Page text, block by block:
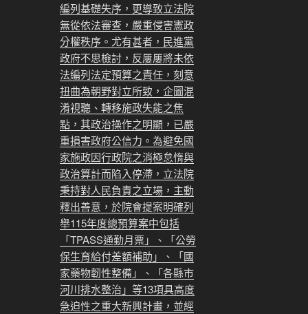
編列基礎失序，更導致立法院
無從依法審查，嚴重侵害憲政
分權秩序。尤有甚者，民進黨
政府不思檢討，反屢屢將未依
法編列法定預算之責任，刻意
扭曲為朝野對立所致，企圖混
淆視聽、轉移施政失能之焦
點，其政治操作之明顯，已嚴
重損害政府公信力。為避免國
家施政因行政院之消極怠惰與
政治算計而陷入停滯，立法院
秉持對人民負責之立場，主動
釋出善意，於院會提案明確列
舉115年度總預算案中包括
「TPASS通勤月票」、「公勞
保生育給付差額補助」、「國
家藥物韌性整備」、「各縣市
河川排水整治」等13項具高度
急迫性之重大新興計畫，並經